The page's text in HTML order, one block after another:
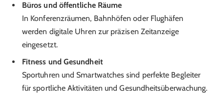
Büros und öffentliche Räume
In Konferenzräumen, Bahnhöfen oder Flughäfen
werden digitale Uhren zur präzisen Zeitanzeige
eingesetzt.
Fitness und Gesundheit
Sportuhren und Smartwatches sind perfekte Begleiter
für sportliche Aktivitäten und Gesundheitsüberwachung.